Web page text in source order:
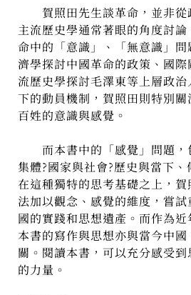
賀照田先生談革命，並非從
主流歷史學通常著眼的角度討
命中的「意識」、「無意識」
濟學探討中國革命的政策、國
流歷史學探討毛澤東等上層政
下的動員機制，賀照田則特別
百姓的意識與感覺。
而本書中的「感覺」問題，
集體?國家與社會?歷史與當下、
在這種獨特的思考基礎之上，
法加以觀念、感覺的維度，嘗
國的實踐和思想遺產。而作為近
本書的寫作與思想亦與當今中
關。閱讀本書，可以充分感受
的力量。